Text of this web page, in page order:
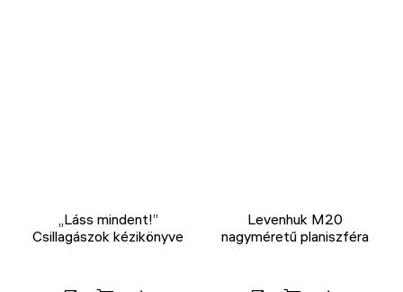
„Láss mindent!”
Csillagászok kézikönyve
Levenhuk M20
nagyméretű planiszféra